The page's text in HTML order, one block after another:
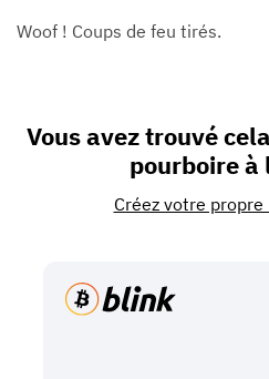
Woof ! Coups de feu tirés.
Vous avez trouvé
pourboire
Créez votre